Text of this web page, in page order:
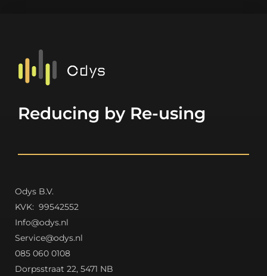
Reducing by Re-using
Odys B.V.
KVK: 99542552
Info@odys.nl
Service@odys.nl
085 060 0108
Dorpsstraat 22, 5471 NB